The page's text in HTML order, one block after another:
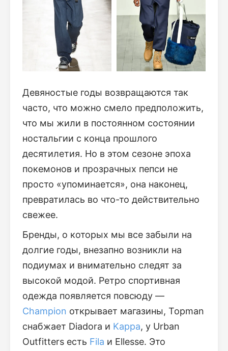
Девяностые годы возвращаются так
часто, что можно смело предположить,
что мы жили в постоянном состоянии
ностальгии с конца прошлого
десятилетия. Но в этом сезоне эпоха
покемонов и прозрачных пепси не
просто «упоминается», она наконец,
превратилась во что-то действительно
свежее.
Бренды, о которых мы все забыли на
долгие годы, внезапно возникли на
подиумах и внимательно следят за
высокой модой. Ретро спортивная
одежда появляется повсюду —
Champion открывает магазины, Topman
снабжает Diadora и Kappa, у Urban
Outfitters есть Fila и Ellesse. Это